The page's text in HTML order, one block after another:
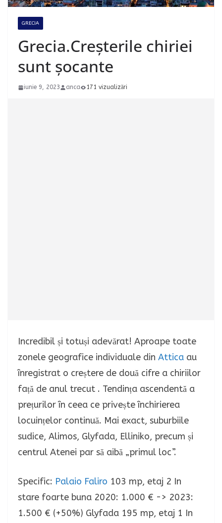
GRECIA
Grecia.Creșterile chiriei
sunt șocante
iunie 9, 2023 anca 171 vizualizări
Incredibil și totuși adevărat! Aproape toate
zonele geografice individuale din Attica au
înregistrat o creștere de două cifre a chiriilor
față de anul trecut . Tendința ascendentă a
prețurilor în ceea ce privește închirierea
locuințelor continuă. Mai exact, suburbiile
sudice, Alimos, Glyfada, Elliniko, precum și
centrul Atenei par să aibă „primul loc”.
Specific: Palaio Faliro 103 mp, etaj 2 In
stare foarte buna 2020: 1.000 € -> 2023:
1.500 € (+50%) Glyfada 195 mp, etaj 1 In